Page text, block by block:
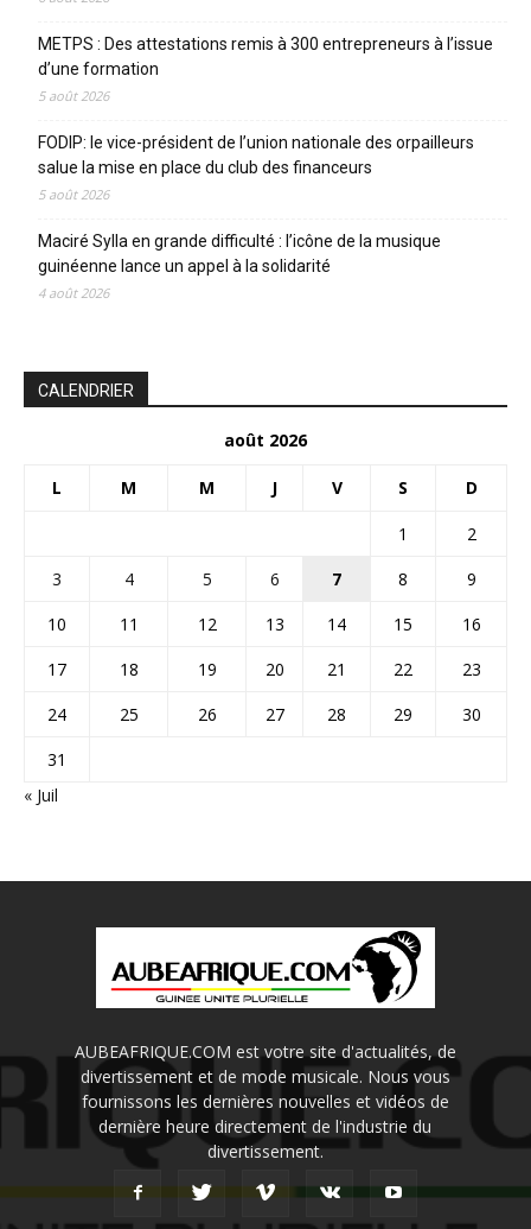
METPS : Des attestations remis à 300 entrepreneurs à l’issue
d’une formation
5 août 2026
FODIP: le vice-président de l’union nationale des orpailleurs
salue la mise en place du club des financeurs
5 août 2026
Maciré Sylla en grande difficulté : l’icône de la musique
guinéenne lance un appel à la solidarité
4 août 2026
CALENDRIER
août 2026
L M M J V S D
1
2
3
4 5 6 7 8
9
10
11 12 13 14 15
16
17
18 19 20 21 22
23
24
25 26 27 28 29
30
31
« Juil
AUBEAFRIQUE.COM est votre site d'actualités, de
divertissement et de mode musicale. Nous vous
fournissons les dernières nouvelles et vidéos de
dernière heure directement de l'industrie du
divertissement.